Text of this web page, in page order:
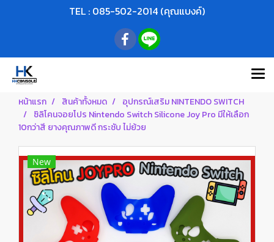
TEL : 085-502-2014 (คุณแบงค์)
หน้าแรก สินค้าทั้งหมด
อุปกรณ์เสริม NINTENDO SWITCH
ซิลิโคนจอยโปร Nintendo Switch Silicone Joy Pro มีให้เลือก
10กว่าสี ยางคุณภาพดี กระชับ ไม่ย้วย
New